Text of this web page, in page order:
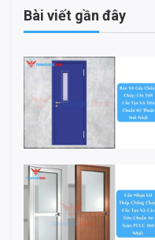
Bài viết gần đây